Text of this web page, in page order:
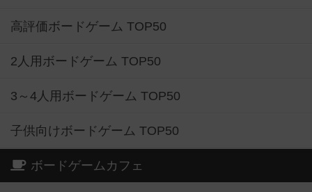
高評価ボードゲーム TOP50
2人用ボードゲーム TOP50
3～4人用ボードゲーム TOP50
子供向けボードゲーム TOP50
ボードゲームカフェ